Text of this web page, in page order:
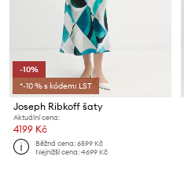
-10%
*-10 % s kódem: LST
Joseph Ribkoff šaty
Aktuální cena:
4199 Kč
Běžná cena:6599 Kč
Nejnižší cena:4699 Kč